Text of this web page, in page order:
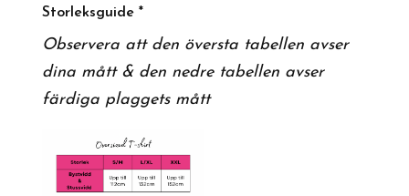
Storleksguide *
Observera att den översta tabellen avser
dina mått & den nedre tabellen avser
färdiga plaggets mått